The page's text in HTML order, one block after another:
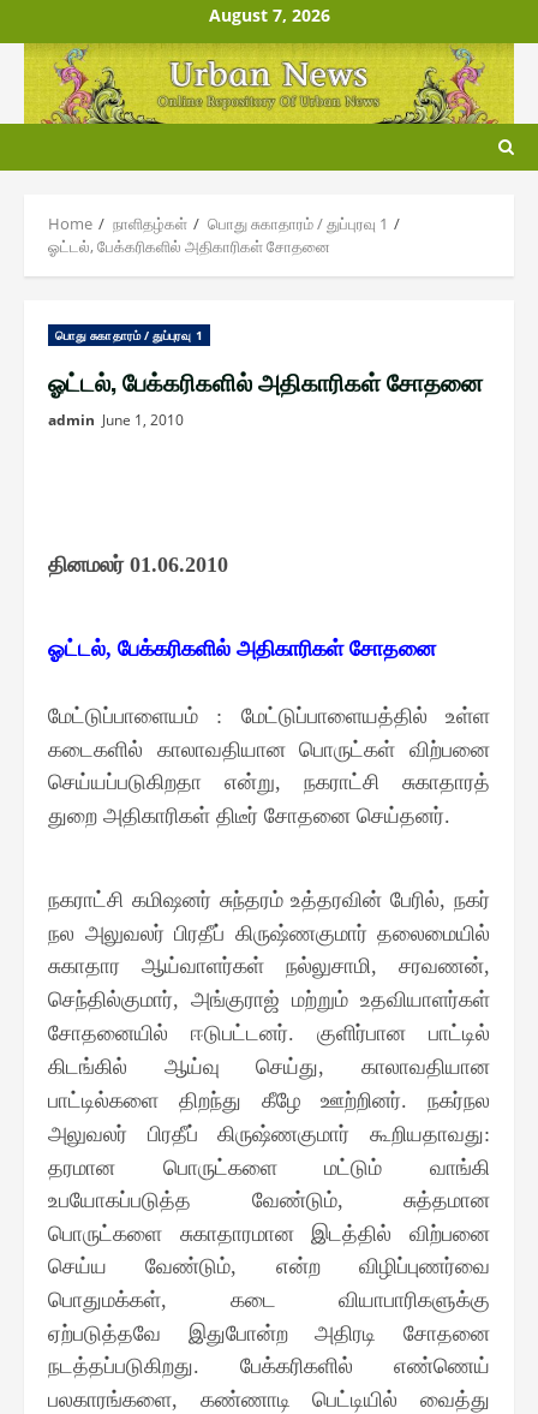
to
content
August 7, 2026
Home நாளிதழ்௧ள்
பொது சுகாதாரம் / துப்புரவு 1
ஓட்டல், பேக்கரிகளில் அதிகாரிகள் சோதனை
பொது சுகாதாரம் / துப்புரவு 1
ஓட்டல், பேக்கரிகளில் அதிகாரிகள் சோதனை
admin June 1, 2010
தினமலர் 01.06.2010
ஓட்டல், பேக்கரிகளில் அதிகாரிகள் சோதனை
மேட்டுப்பாளையம் : மேட்டுப்பாளையத்தில் உள்ள
கடைகளில் காலாவதியான பொருட்கள் விற்பனை
செய்யப்படுகிறதா என்று, நகராட்சி சுகாதாரத்
துறை அதிகாரிகள் திடீர் சோதனை செய்தனர்.
நகராட்சி கமிஷனர் சுந்தரம் உத்தரவின் பேரில்,நகர்
நல அலுவலர் பிரதீப் கிருஷ்ணகுமார் தலைமையில்
சுகாதார ஆய்வாளர்கள் நல்லுசாமி, சரவணன்,
செந்தில்குமார், அங்குராஜ் மற்றும் உதவியாளர்கள்
சோதனையில் ஈடுபட்டனர். குளிர்பான பாட்டில்
கிடங்கில் ஆய்வு செய்து,காலாவதியான
பாட்டில்களை திறந்து கீழே ஊற்றினர். நகர்நல
அலுவலர் பிரதீப் கிருஷ்ணகுமார் கூறியதாவது:
தரமான பொருட்களை மட்டும் வாங்கி
உபயோகப்படுத்த வேண்டும், சுத்தமான
பொருட்களை சுகாதாரமான இடத்தில் விற்பனை
செய்ய வேண்டும், என்ற விழிப்புணர்வை
பொதுமக்கள், கடை வியாபாரிகளுக்கு
ஏற்படுத்தவே இதுபோன்ற அதிரடி சோதனை
நடத்தப்படுகிறது. பேக்கரிகளில் எண்ணெய்
பலகாரங்களை, கண்ணாடி பெட்டியில் வைத்து